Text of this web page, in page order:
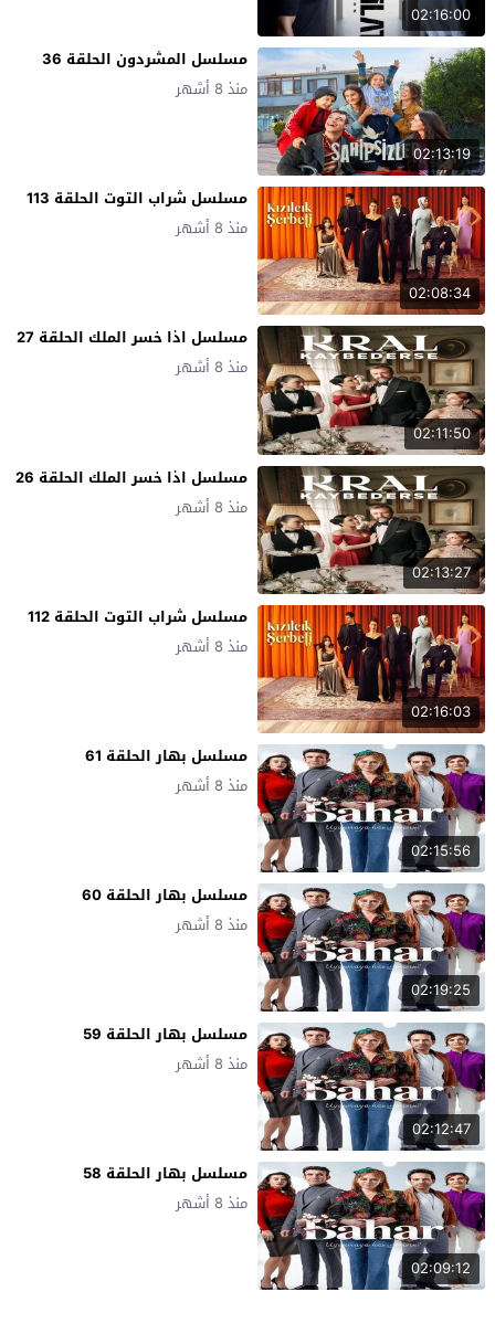
02:16:00
02:13:19
مسلسل المشردون الحلقة 36
منذ 8 أشهر
02:08:34
مسلسل شراب التوت الحلقة 113
منذ 8 أشهر
02:11:50
مسلسل اذا خسر الملك الحلقة 27
منذ 8 أشهر
02:13:27
مسلسل اذا خسر الملك الحلقة 26
منذ 8 أشهر
02:16:03
مسلسل شراب التوت الحلقة 112
منذ 8 أشهر
02:15:56
مسلسل بهار الحلقة 61
منذ 8 أشهر
02:19:25
مسلسل بهار الحلقة 60
منذ 8 أشهر
02:12:47
مسلسل بهار الحلقة 59
منذ 8 أشهر
02:09:12
مسلسل بهار الحلقة 58
منذ 8 أشهر